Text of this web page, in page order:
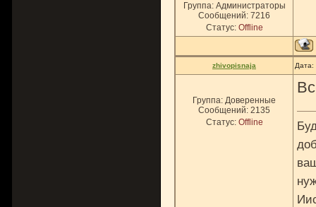
Группа: Администраторы
Сообщений: 7216
Статус: Offline
zhivopisnaja
Группа: Доверенные
Сообщений: 2135
Статус: Offline